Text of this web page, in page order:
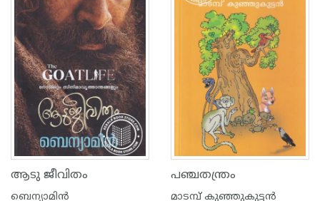
ആടു ജീവിതം
ബെന്യാമിന്‍
പഞ്ചതന്ത്രം
മാടമ്പ് കുഞ്ഞുകുട്ടന്‍